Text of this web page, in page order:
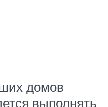
домов
выполнять